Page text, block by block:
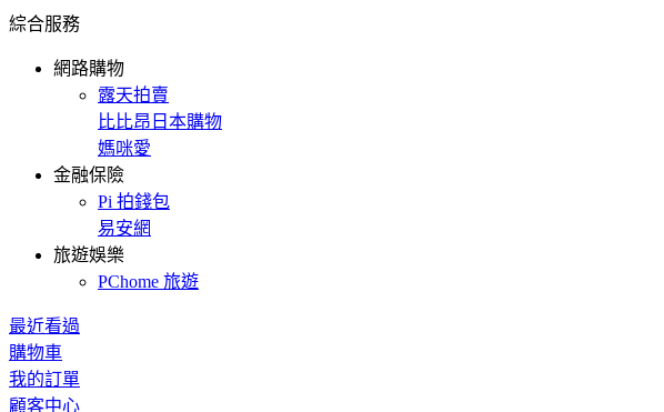
綜合服務
網路購物
露天拍賣
比比昂日本購物
媽咪愛
金融保險
Pi 拍錢包
易安網
旅遊娛樂
PChome 旅遊
最近看過
購物車
我的訂單
顧客中心